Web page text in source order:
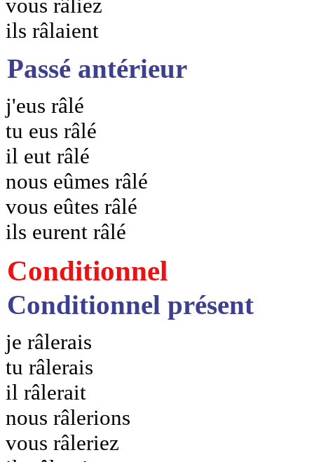
vous râliez
ils râlaient
Passé antérieur
j'eus râlé
tu eus râlé
il eut râlé
nous eûmes râlé
vous eûtes râlé
ils eurent râlé
Conditionnel
Conditionnel présent
je râlerais
tu râlerais
il râlerait
nous râlerions
vous râleriez